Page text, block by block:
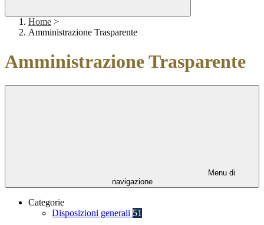
Home >
Amministrazione Trasparente
Amministrazione Trasparente
Menu di
navigazione
Categorie
Disposizioni generali 51